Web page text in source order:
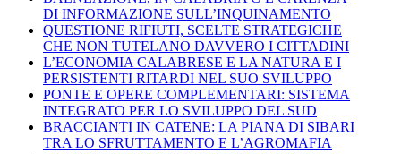
DI INFORMAZIONE SULL’INQUINAMENTO
QUESTIONE RIFIUTI, SCELTE STRATEGICHE
CHE NON TUTELANO DAVVERO I CITTADINI
L’ECONOMIA CALABRESE E LA NATURA E I
PERSISTENTI RITARDI NEL SUO SVILUPPO
PONTE E OPERE COMPLEMENTARI: SISTEMA
INTEGRATO PER LO SVILUPPO DEL SUD
BRACCIANTI IN CATENE: LA PIANA DI SIBARI
TRA LO SFRUTTAMENTO E L’AGROMAFIA